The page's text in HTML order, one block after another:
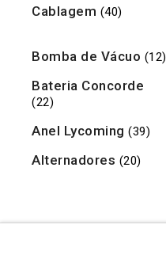
Cablagem (40)
Bomba de Vácuo (12)
Bateria Concorde
(22)
Anel Lycoming (39)
Alternadores (20)